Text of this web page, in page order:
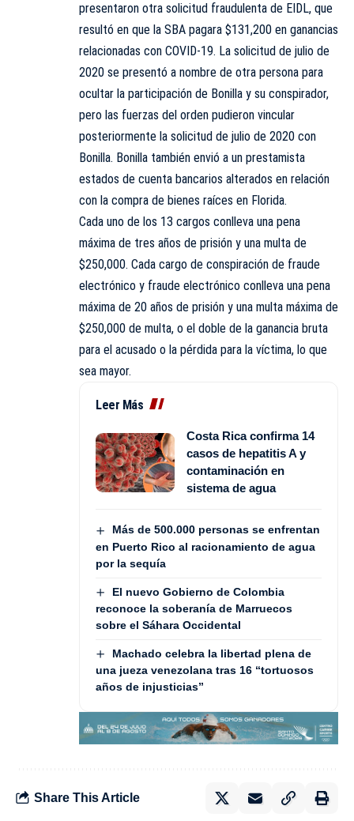
presentaron otra solicitud fraudulenta de EIDL, que
resultó en que la SBA pagara $131,200 en ganancias
relacionadas con COVID-19. La solicitud de julio de
2020 se presentó a nombre de otra persona para
ocultar la participación de Bonilla y su conspirador,
pero las fuerzas del orden pudieron vincular
posteriormente la solicitud de julio de 2020 con
Bonilla. Bonilla también envió a un prestamista
estados de cuenta bancarios alterados en relación
con la compra de bienes raíces en Florida.
Cada uno de los 13 cargos conlleva una pena
máxima de tres años de prisión y una multa de
$250,000. Cada cargo de conspiración de fraude
electrónico y fraude electrónico conlleva una pena
máxima de 20 años de prisión y una multa máxima de
$250,000 de multa, o el doble de la ganancia bruta
para el acusado o la pérdida para la víctima, lo que
sea mayor.
Leer Más
Costa Rica confirma 14
casos de hepatitis A y
contaminación en
sistema de agua
Más de 500.000 personas se enfrentan
en Puerto Rico al racionamiento de agua
por la sequía
El nuevo Gobierno de Colombia
reconoce la soberanía de Marruecos
sobre el Sáhara Occidental
Machado celebra la libertad plena de
una jueza venezolana tras 16 “tortuosos
años de injusticias”
Share This Article